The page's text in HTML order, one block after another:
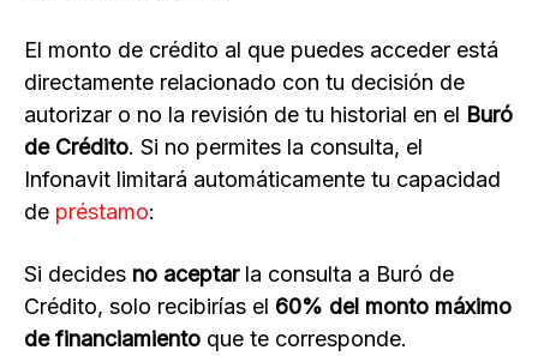
El monto de crédito al que puedes acceder está
directamente relacionado con tu decisión de
autorizar o no la revisión de tu historial en el Buró
de Crédito. Si no permites la consulta, el
Infonavit limitará automáticamente tu capacidad
de préstamo:
Si decides no aceptarla consulta a Buró de
Crédito, solo recibirías el 60% del monto máximo
de financiamiento que te corresponde.